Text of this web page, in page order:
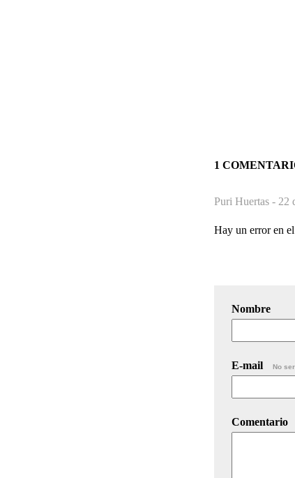
1
Puri Huertas - 22
Hay un error en
Nombre
E-mail No
Comentario